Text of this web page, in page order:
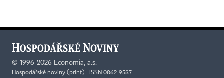
© 1996-2026 Economia, a.s.
Hospodářské noviny (print) ISSN 0862-9587